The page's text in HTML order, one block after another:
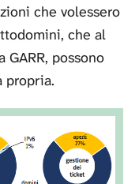
che volessero
che al
possono
propria.